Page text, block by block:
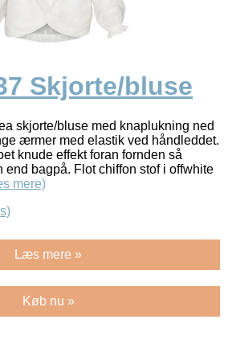
Skjorte/bluse
skjorte/bluse med knaplukning ned
ærmer med elastik ved håndleddet.
knude effekt foran fornden så
end bagpå. Flot chiffon stof i offwhite
mere)
Læs mere »
Køb nu »